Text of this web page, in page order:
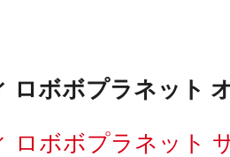
ロボボプラネット
ロボボプラネット